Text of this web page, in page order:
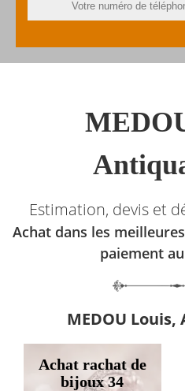
Estimation, devis et
Achat dans les
paiement
MEDOU
Achat rachat de
bijoux 34